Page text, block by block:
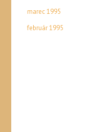
marec 1995
február 1995